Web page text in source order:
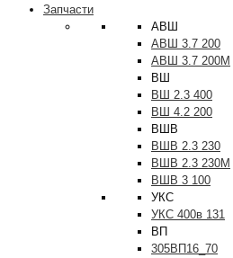
Запчасти
АВШ
АВШ 3.7 200
АВШ 3.7 200М
ВШ
ВШ 2.3 400
ВШ 4.2 200
ВШВ
ВШВ 2.3 230
ВШВ 2.3 230М
ВШВ 3 100
УКС
УКС 400в 131
ВП
305ВП16_70